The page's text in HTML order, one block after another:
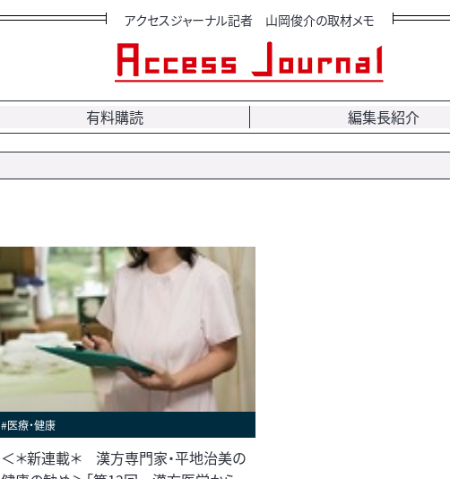
アクセスジャーナル記者 山岡俊介の取材メモ
有料購読 編集長紹介
#医療・健康
＜＊新連載＊ 漢方専門家・平地治美の